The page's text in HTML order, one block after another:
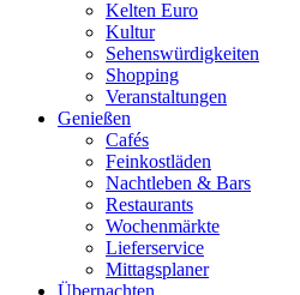
Kelten Euro
Kultur
Sehenswürdigkeiten
Shopping
Veranstaltungen
Genießen
Cafés
Feinkostläden
Nachtleben & Bars
Restaurants
Wochenmärkte
Lieferservice
Mittagsplaner